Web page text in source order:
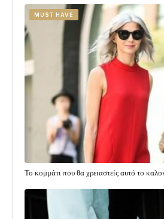
MUST HAVE
Το κομμάτι που θα χρειαστείς αυτό το